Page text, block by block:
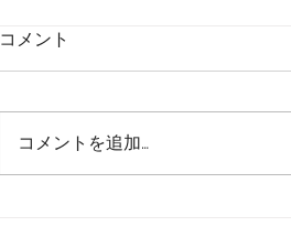
フケについて
こんにちは。 ほしやまです。 今
よく出てました。 冬は乾燥しや
すいので出る方はでますよね ま
コメント
コメントを追加…